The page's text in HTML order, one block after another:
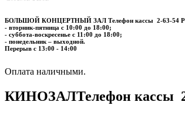
БОЛЬШОЙ КОНЦЕРТНЫЙ ЗАЛ Телефон кассы 2-63-54
- вторник-пятница с 10:00 до 18:00;
- суббота-воскресенье с 11:00 до 18:00;
- понедельник – выходной.
Перерыв с 13:00 - 14:00
​​​​​​​Оплата наличными.
КИНОЗАЛТелефон кассы